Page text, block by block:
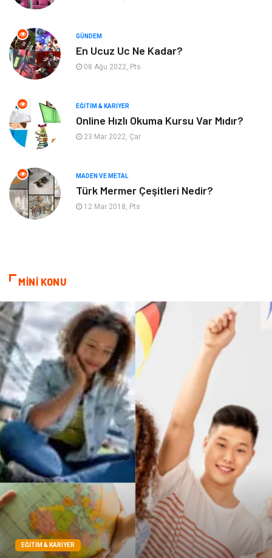
Organizasyon Plastik
Emlak
Finans & Ekonomi
Endüstriyel Ürünler
Aksesuar
Nakliyat
Kiralama Servisleri Markalar
Çadır Kına Gecesi
Spor Malzemeleri Basın Yayın
Moda İthalat İhracat
Bakım
GÜNDEM
En Ucuz Uc Ne Kadar?
08 Ağu 2022, Pts
EĞITIM & KARIYER
Online Hızlı Okuma Kursu Var Mıdır?
23 Mar 2022, Çar
MADEN VE METAL
Türk Mermer Çeşitleri Nedir?
12 Mar 2018, Pts
MİNİ KONU
EĞITIM & KARIYER